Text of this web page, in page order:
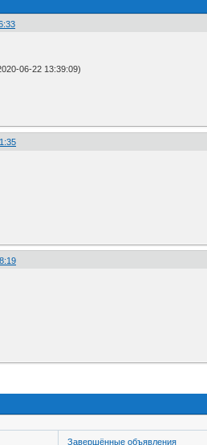
06-22 13:39:09)
Завершённые объявления